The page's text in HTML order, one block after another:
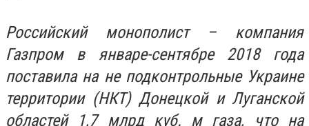
Российский монополист – компания
Газпром в январе-сентябре 2018 года
поставила на не подконтрольные Украине
территории (НКТ) Донецкой и Луганской
областей 1,7 млрд куб. м газа, что на